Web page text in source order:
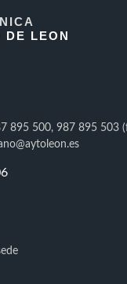
DE LEON
895 500, 987 895 503